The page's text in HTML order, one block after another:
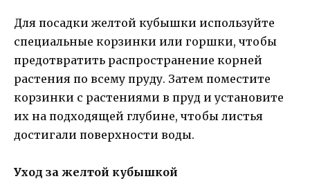
Для посадки желтой кубышки используйте
специальные корзинки или горшки, чтобы
предотвратить распространение корней
растения по всему пруду. Затем поместите
корзинки с растениями в пруд и установите
их на подходящей глубине, чтобы листья
достигали поверхности воды.
Уход за желтой кубышкой